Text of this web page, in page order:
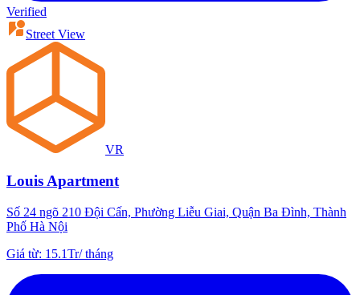
Verified
Street View
VR
Louis Apartment
Số 24 ngõ 210 Đội Cấn, Phường Liễu Giai, Quận Ba Đình, Thành
Phố Hà Nội
Giá từ: 15.1Tr/tháng